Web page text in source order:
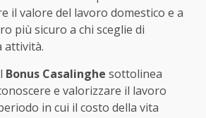
il valore del lavoro domestico e a
più sicuro a chi sceglie di
attività.
Bonus Casalinghe sottolinea
e valorizzare il lavoro
in cui il costo della vita